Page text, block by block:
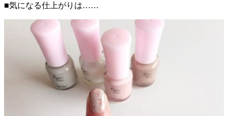
■気になる仕上がりは……